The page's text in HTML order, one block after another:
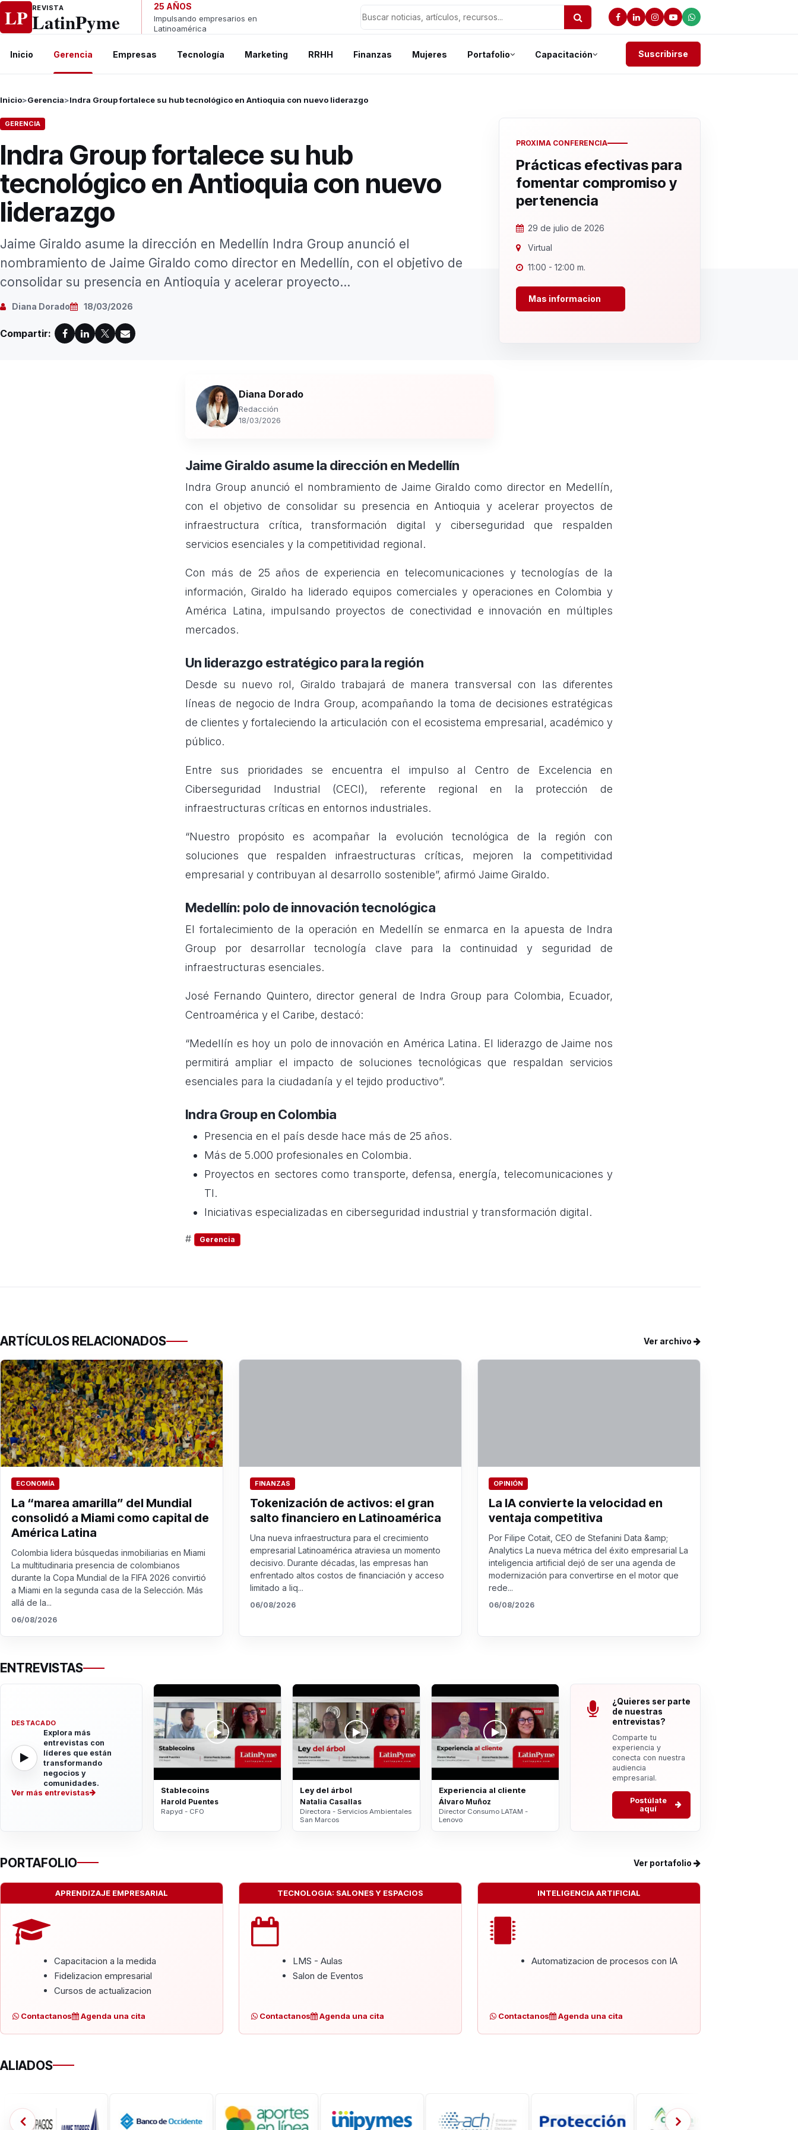
Ir al contenido
LP REVISTA
LatinPyme
25 AÑOS
Impulsando empresarios en
Latinoamérica
Inicio Gerencia Empresas Tecnología Marketing RRHH Finanzas Mujeres Portafolio Capacitación Suscribirse
Inicio>Gerencia>Indra Group fortalece su hub tecnológico en Antioquia con nuevo liderazgo
GERENCIA
Indra Group fortalece su hub
tecnológico en Antioquia con nuevo
liderazgo
Jaime Giraldo asume la dirección en Medellín Indra Group anunció el
nombramiento de Jaime Giraldo como director en Medellín, con el objetivo de
consolidar su presencia en Antioquia y acelerar proyecto...
Diana Dorado 18/03/2026
Compartir:
PROXIMA CONFERENCIA
Prácticas efectivas para
fomentar compromiso y
pertenencia
29 de julio de 2026
Virtual
11:00 - 12:00 m.
Mas informacion
Diana Dorado
Redacción
18/03/2026
Jaime Giraldo asume la dirección en Medellín
Indra Group anunció el nombramiento de Jaime Giraldo como director en Medellín,
con el objetivo de consolidar su presencia en Antioquia y acelerar proyectos de
infraestructura crítica, transformación digital y ciberseguridad que respalden
servicios esenciales y la competitividad regional.
Con más de 25 años de experiencia en telecomunicaciones y tecnologías de la
información, Giraldo ha liderado equipos comerciales y operaciones en Colombia y
América Latina, impulsando proyectos de conectividad e innovación en múltiples
mercados.
Un liderazgo estratégico para la región
Desde su nuevo rol, Giraldo trabajará de manera transversal con las diferentes
líneas de negocio de Indra Group, acompañando la toma de decisiones estratégicas
de clientes y fortaleciendo la articulación con el ecosistema empresarial, académico y
público.
Entre sus prioridades se encuentra el impulso al Centro de Excelencia en
Ciberseguridad Industrial (CECI), referente regional en la protección de
infraestructuras críticas en entornos industriales.
“Nuestro propósito es acompañar la evolución tecnológica de la región con
soluciones que respalden infraestructuras críticas, mejoren la competitividad
empresarial y contribuyan al desarrollo sostenible”, afirmó Jaime Giraldo.
Medellín: polo de innovación tecnológica
El fortalecimiento de la operación en Medellín se enmarca en la apuesta de Indra
Group por desarrollar tecnología clave para la continuidad y seguridad de
infraestructuras esenciales.
José Fernando Quintero, director general de Indra Group para Colombia, Ecuador,
Centroamérica y el Caribe, destacó:
“Medellín es hoy un polo de innovación en América Latina. El liderazgo de Jaime nos
permitirá ampliar el impacto de soluciones tecnológicas que respaldan servicios
esenciales para la ciudadanía y el tejido productivo”.
Indra Group en Colombia
Presencia en el país desde hace más de 25 años.
Más de 5.000 profesionales en Colombia.
Proyectos en sectores como transporte, defensa, energía, telecomunicaciones y
TI.
Iniciativas especializadas en ciberseguridad industrial y transformación digital.
# Gerencia
ARTÍCULOS RELACIONADOS Ver archivo
ECONOMÍA
La “marea amarilla” del Mundial
consolidó a Miami como capital de
América Latina
Colombia lidera búsquedas inmobiliarias en Miami
La multitudinaria presencia de colombianos
durante la Copa Mundial de la FIFA 2026 convirtió
a Miami en la segunda casa de la Selección. Más
allá de la...
06/08/2026
FINANZAS
Tokenización de activos: el gran
salto financiero en Latinoamérica
Una nueva infraestructura para el crecimiento
empresarial Latinoamérica atraviesa un momento
decisivo. Durante décadas, las empresas han
enfrentado altos costos de financiación y acceso
limitado a liq...
06/08/2026
OPINIÓN
La IA convierte la velocidad en
ventaja competitiva
Por Filipe Cotait, CEO de Stefanini Data &amp;
Analytics La nueva métrica del éxito empresarial La
inteligencia artificial dejó de ser una agenda de
modernización para convertirse en el motor que
rede...
06/08/2026
ENTREVISTAS
DESTACADO
Explora más
entrevistas con
líderes que están
transformando
negocios y
comunidades.
Ver más entrevistas
Stablecoins
Harold Puentes
Rapyd - CFO
Ley del árbol
Natalia Casallas
Directora - Servicios Ambientales
San Marcos
Experiencia al cliente
Álvaro Muñoz
Director Consumo LATAM -
Lenovo
¿Quieres ser parte
de nuestras
entrevistas?
Comparte tu
experiencia y
conecta con nuestra
audiencia
empresarial.
Postúlate
aquí
PORTAFOLIO Ver portafolio
APRENDIZAJE EMPRESARIAL
Capacitacion a la medida
Fidelizacion empresarial
Cursos de actualizacion
Contactanos Agenda una cita
TECNOLOGIA: SALONES Y ESPACIOS
LMS - Aulas
Salon de Eventos
Contactanos Agenda una cita
INTELIGENCIA ARTIFICIAL
Automatizacion de procesos con IA
Contactanos Agenda una cita
ALIADOS